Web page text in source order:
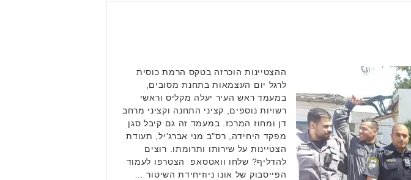
ההצטיינות הוכרזה בטקס הרמת כוסית
לרגל יום העצמאות בתחנת מסובים,
במעמד ראש העיר יעלה מקליס וראשי
רשויות נוספים, קציני התחנה וקציני מרחב
דן ומחוז המרכז. במעמד זה גם קיבל סגן
מפקד היחידה, רס"ב מני אברג'יל, תעודת
הצטיינות על שירותו ותרומתו. רוצים
להדליף? שלחו וואטסאפ הצטרפו לעמוד
הפייסבוק של אונו ניוזיחידת השיטור …